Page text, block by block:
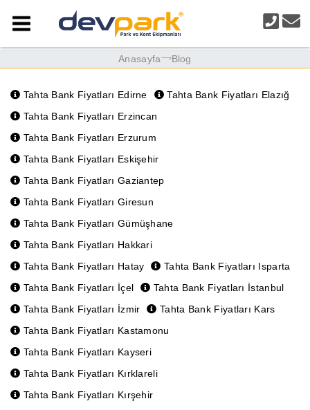
Anasayfa Blog
Tahta Bank Fiyatları Edirne
Tahta Bank Fiyatları Elazığ
Tahta Bank Fiyatları Erzincan
Tahta Bank Fiyatları Erzurum
Tahta Bank Fiyatları Eskişehir
Tahta Bank Fiyatları Gaziantep
Tahta Bank Fiyatları Giresun
Tahta Bank Fiyatları Gümüşhane
Tahta Bank Fiyatları Hakkari
Tahta Bank Fiyatları Hatay
Tahta Bank Fiyatları Isparta
Tahta Bank Fiyatları İçel
Tahta Bank Fiyatları İstanbul
Tahta Bank Fiyatları İzmir
Tahta Bank Fiyatları Kars
Tahta Bank Fiyatları Kastamonu
Tahta Bank Fiyatları Kayseri
Tahta Bank Fiyatları Kırklareli
Tahta Bank Fiyatları Kırşehir